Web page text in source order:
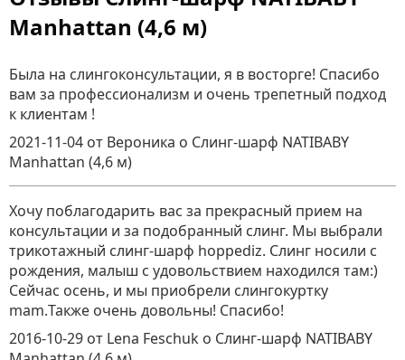
Manhattan (4,6 м)
Была на слингоконсультации, я в восторге! Спасибо
вам за профессионализм и очень трепетный подход
к клиентам !
2021-11-04 от Вероника о Слинг-шарф NATIBABY
Manhattan (4,6 м)
Хочу поблагодарить вас за прекрасный прием на
консультации и за подобранный слинг. Мы выбрали
трикотажный слинг-шарф hoppediz. Слинг носили с
рождения, малыш с удовольствием находился там:)
Сейчас осень, и мы приобрели слингокуртку
mam.Также очень довольны! Спасибо!
2016-10-29 от Lena Feschuk о Слинг-шарф NATIBABY